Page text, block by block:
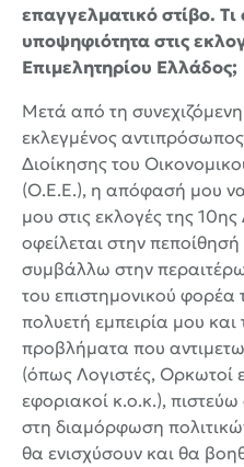
επαγγελματικό στίβο.
υποψηφιότητα στις
Επιμελητηρίου Ελλάδος;
Μετά από τη
εκλεγμένος
Διοίκησης του
(Ο.Ε.Ε.), η απόφασή μου
μου στις εκλογές της
οφείλεται στην
συμβάλλω στην
του επιστημονικού
πολυετή εμπειρία μου
προβλήματα που
(όπως Λογιστές, Ορκωτοί
εφοριακοί κ.ο.κ.),
στη διαμόρφωση
θα ενισχύσουν και θα